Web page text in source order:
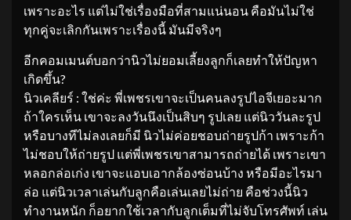
เพราะอะไร แต่ไม่ใช่เรื่องมือที่สามแน่นอน คือมันไม่ใช่
ทุกคู่จะเลิกกันเพราะเรื่องนี้ มันมีจริงๆ
อีกคอมเมนต์บอกว่านิวไม่ยอมเลี้ยงลูกก็เลยทำให้ปัญหา
เกิดขึ้น?
นิวเคลียร์ : ใช่ค่ะ พี่เพชรเขาจะเป็นคนลงรูปไอจีเยอะมาก
ถ้าใครเห็น เขาจะลงวันนึงเป็นสิบๆ รูปเลย แต่นิววันละรูป
หรือบางทีไม่ลงเลยก็มี นิวไม่ค่อยชอบถ่ายรูปก้า เพราะก้า
ไม่ชอบให้ถ่ายรูป แต่พี่เพชรเขาสามารถถ่ายได้ เพราะเขา
หลอกล่อเก่ง เขาจะแอบเอากล้องซ่อนบ้าง หรือมีอะไรมา
ล่อ แต่นิวเวลาเล่นกับลูกคือเล่นเลยไม่ถ่าย คือช่วงนี้นิว
ทำงานหนัก ก็อยากใช้เวลากับลูกเต็มที่ไม่จับโทรศัพท์ เล่น